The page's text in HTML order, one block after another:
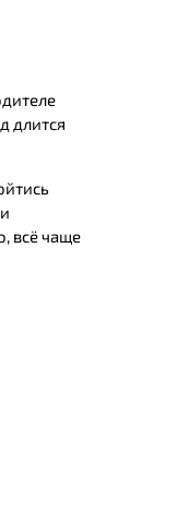
длится
всё чаще